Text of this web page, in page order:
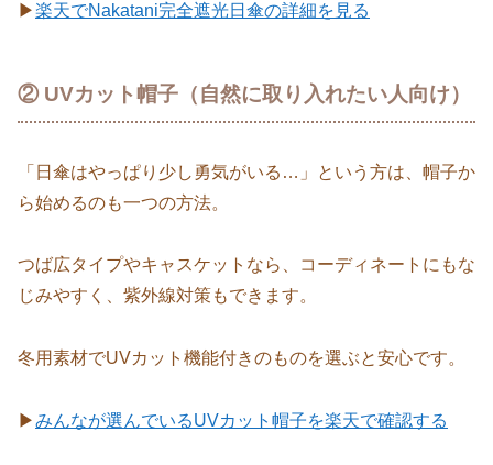
▶楽天でNakatani完全遮光日傘の詳細を見る
② UVカット帽子（自然に取り入れたい人向け）
「日傘はやっぱり少し勇気がいる…」という方は、帽子か
ら始めるのも一つの方法。
つば広タイプやキャスケットなら、コーディネートにもな
じみやすく、紫外線対策もできます。
冬用素材でUVカット機能付きのものを選ぶと安心です。
▶みんなが選んでいるUVカット帽子を楽天で確認する